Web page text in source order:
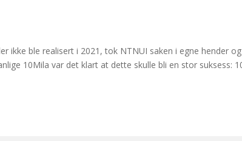
ikke ble realisert i 2021, tok NTNUI saken i egne hender
10Mila var det klart at dette skulle bli en stor suksess: